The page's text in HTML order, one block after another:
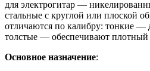
для электрогитар —
стальные с круглой или плоской
отличаются по калибру: тонкие —
толстые — обеспечивают
Основное назначение: